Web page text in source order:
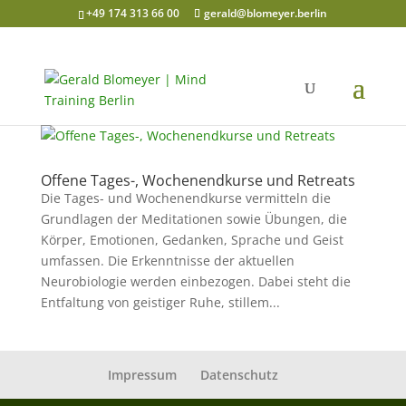
+49 174 313 66 00 gerald@blomeyer.berlin
Offene Tages-, Wochenendkurse und Retreats
Die Tages- und Wochenendkurse vermitteln die
Grundlagen der Meditationen sowie Übungen, die
Körper, Emotionen, Gedanken, Sprache und Geist
umfassen. Die Erkenntnisse der aktuellen
Neurobiologie werden einbezogen. Dabei steht die
Entfaltung von geistiger Ruhe, stillem...
Impressum Datenschutz